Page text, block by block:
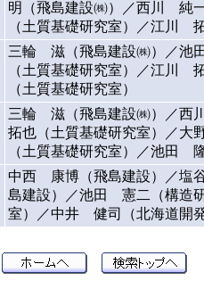
明（飛島建設㈱）／西川 純
（土質基礎研究室）／江川
三輪 滋（飛島建設㈱）／
（土質基礎研究室）／江川
（土質基礎研究室）
三輪 滋（飛島建設㈱）／西
拓也（土質基礎研究室）／
（土質基礎研究室）／池田
中西 康博（飛島建設）／塩
島建設）／池田 憲二（構造
室）／中井 健司（北海道開発